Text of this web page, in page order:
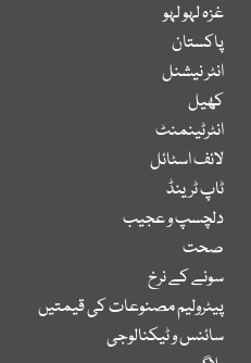
غزہ لہو لہو
پاکستان
انٹر نیشنل
کھیل
انٹرٹینمنٹ
لائف اسٹائل
ٹاپ ٹرینڈ
دلچسپ و عجیب
صحت
سونے کے نرخ
پیٹرولیم مصنوعات کی قیمتیں
سائنس و ٹیکنالوجی